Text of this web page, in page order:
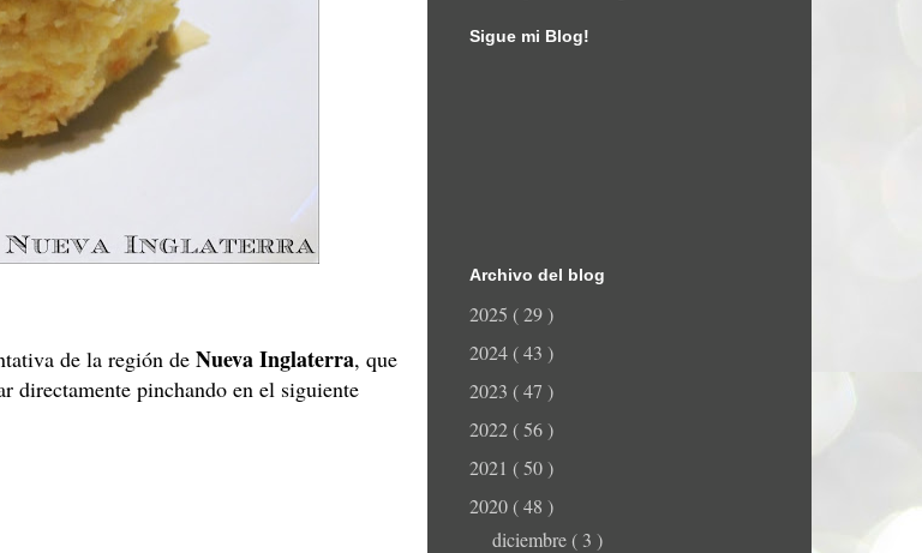
de la región de Nueva Inglaterra, que
directamente pinchando en el siguiente
Sigue mi Blog!
Archivo del blog
2025 ( 29 )
2024 ( 43 )
2023 ( 47 )
2022 ( 56 )
2021 ( 50 )
2020 ( 48 )
diciembre ( 3 )